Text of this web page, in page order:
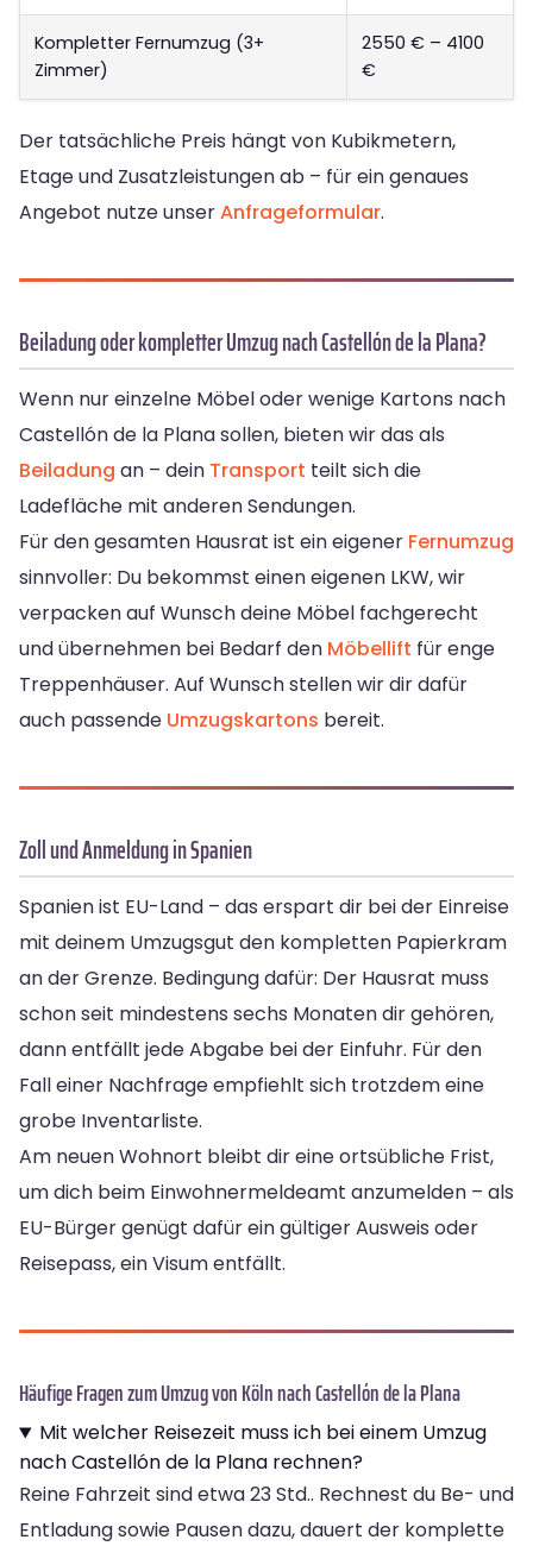
Kompletter Fernumzug (3+
Zimmer)
2550 € – 4100
€
Der tatsächliche Preis hängt von Kubikmetern,
Etage und Zusatzleistungen ab – für ein genaues
Angebot nutze unserAnfrageformular.
Beiladung oder kompletter Umzug nach Castellón de la Plana?
Wenn nur einzelne Möbel oder wenige Kartons nach
Castellón de la Plana sollen, bieten wir das als
Beiladung an – dein Transport teilt sich die
Ladefläche mit anderen Sendungen.
Für den gesamten Hausrat ist ein eigener Fernumzug
sinnvoller: Du bekommst einen eigenen LKW, wir
verpacken auf Wunsch deine Möbel fachgerecht
und übernehmen bei Bedarf den Möbellift für enge
Treppenhäuser. Auf Wunsch stellen wir dir dafür
auch passende Umzugskartons bereit.
Zoll und Anmeldung in Spanien
Spanien ist EU-Land – das erspart dir bei der Einreise
mit deinem Umzugsgut den kompletten Papierkram
an der Grenze. Bedingung dafür: Der Hausrat muss
schon seit mindestens sechs Monaten dir gehören,
dann entfällt jede Abgabe bei der Einfuhr. Für den
Fall einer Nachfrage empfiehlt sich trotzdem eine
grobe Inventarliste.
Am neuen Wohnort bleibt dir eine ortsübliche Frist,
um dich beim Einwohnermeldeamt anzumelden – als
EU-Bürger genügt dafür ein gültiger Ausweis oder
Reisepass, ein Visum entfällt.
Häufige Fragen zum Umzug von Köln nach Castellón de la Plana
Mit welcher Reisezeit muss ich bei einem Umzug
nach Castellón de la Plana rechnen?
Reine Fahrzeit sind etwa 23 Std.. Rechnest du Be- und
Entladung sowie Pausen dazu, dauert der komplette